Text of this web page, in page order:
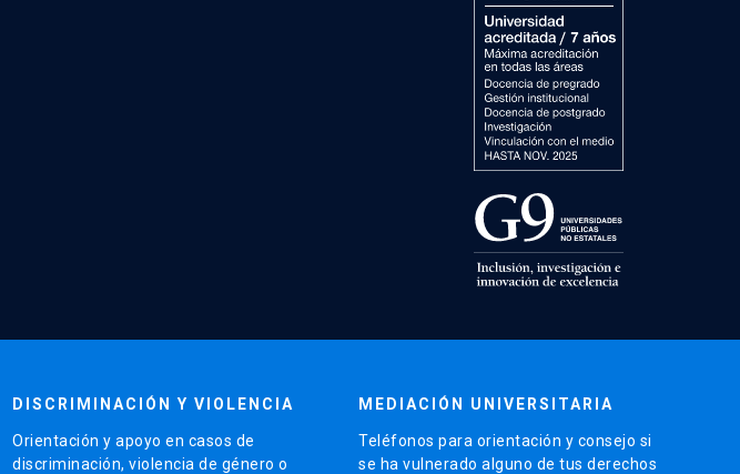
DISCRIMINACIÓN Y VIOLENCIA
Orientación y apoyo en casos de
discriminación, violencia de género o
MEDIACIÓN UNIVERSITARIA
Teléfonos para orientación y consejo si
se ha vulnerado alguno de tus derechos